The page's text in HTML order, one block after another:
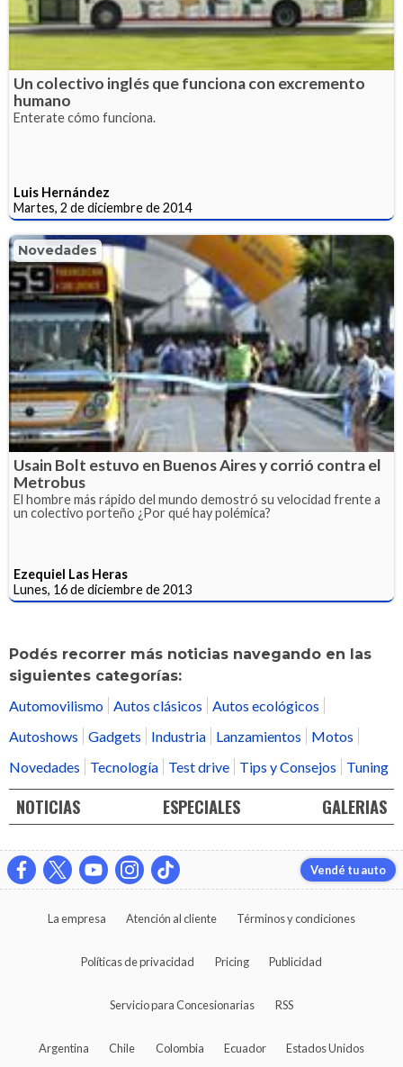
Un colectivo inglés que funciona con excremento
humano
Enterate cómo funciona.
Luis Hernández
Martes, 2 de diciembre de 2014
Novedades
Usain Bolt estuvo en Buenos Aires y corrió contra el
Metrobus
El hombre más rápido del mundo demostró su velocidad frente a
un colectivo porteño ¿Por qué hay polémica?
Ezequiel Las Heras
Lunes, 16 de diciembre de 2013
Podés recorrer más noticias navegando en las
siguientes categorías:
Automovilismo Autos clásicos
Autos ecológicos
Autoshows
Gadgets Industria Lanzamientos
Motos
Novedades
Tecnología Test drive Tips y Consejos Tuning
NOTICIAS ESPECIALES GALERIAS
Vendé tu auto
La empresa Atención al cliente Términos y condiciones
Políticas de privacidad Pricing Publicidad
Servicio para Concesionarias RSS
Argentina Chile Colombia Ecuador Estados Unidos